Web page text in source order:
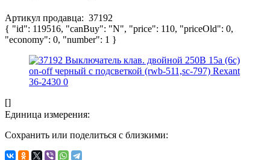
Артикул продавца: 37192
{ "id": 119516, "canBuy": "N", "price": 110, "priceOld": 0,
"economy": 0, "number": 1 }
[]
Единица измерения:
Сохранить или поделиться с близкими: